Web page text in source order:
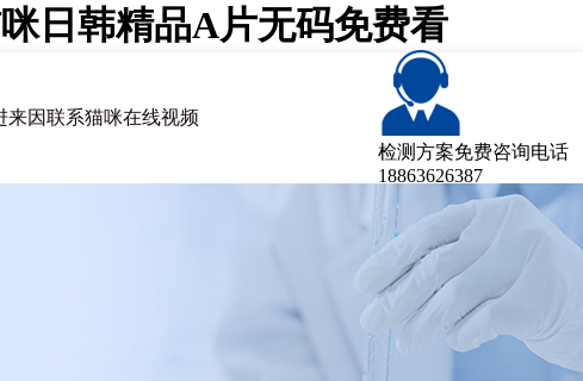
日韩精品A片无码免费看
来因联系猫咪在线视频
检测方案免费咨询电话
18863626387